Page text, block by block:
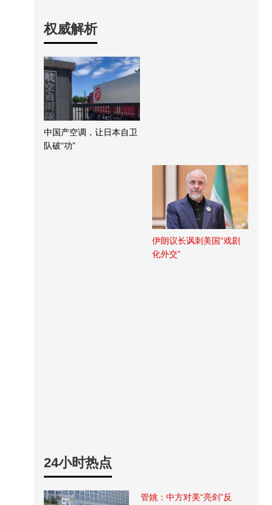
权威解析
中国产空调，让日本自卫
队破“功”
伊朗议长讽刺美国“戏剧
化外交”
24小时热点
管姚：中方对美“亮剑”反